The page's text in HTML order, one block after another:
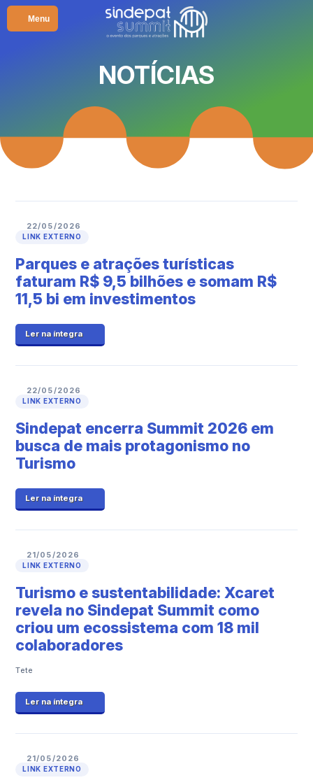
Menu
NOTÍCIAS
22/05/2026
LINK EXTERNO
Parques e atrações turísticas
faturam R$ 9,5 bilhões e somam R$
11,5 bi em investimentos
Ler na íntegra
22/05/2026
LINK EXTERNO
Sindepat encerra Summit 2026 em
busca de mais protagonismo no
Turismo
Ler na íntegra
21/05/2026
LINK EXTERNO
Turismo e sustentabilidade: Xcaret
revela no Sindepat Summit como
criou um ecossistema com 18 mil
colaboradores
Tete
Ler na íntegra
21/05/2026
LINK EXTERNO